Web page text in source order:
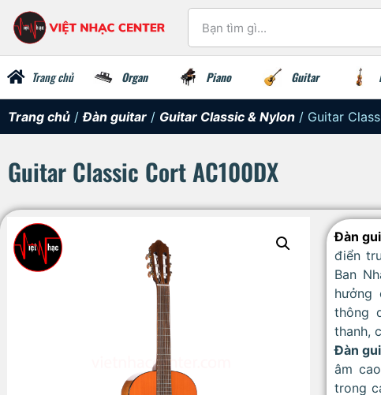
Trang chủ Organ Piano Guitar
Trang chủ /Đàn guitar / Guitar Classic & Nylon / Guitar
Guitar Classic Cort AC100DX
Đàn
điển
Ban
hưởng
thông
thanh,
Đàn
âm
trong